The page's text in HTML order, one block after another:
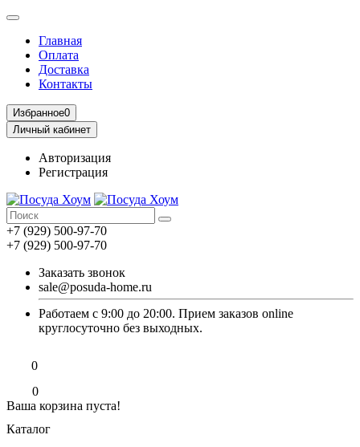
Главная
Оплата
Доставка
Контакты
Избранное0
Личный кабинет
Авторизация
Регистрация
+7 (929) 500-97-70
+7 (929) 500-97-70
Заказать звонок
sale@posuda-home.ru
Работаем с 9:00 до 20:00. Прием заказов online
круглосуточно без выходных.
0
0
Ваша корзина пуста!
Каталог